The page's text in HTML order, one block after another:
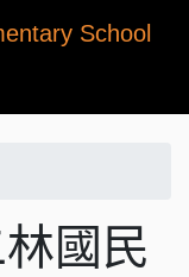
School
國民